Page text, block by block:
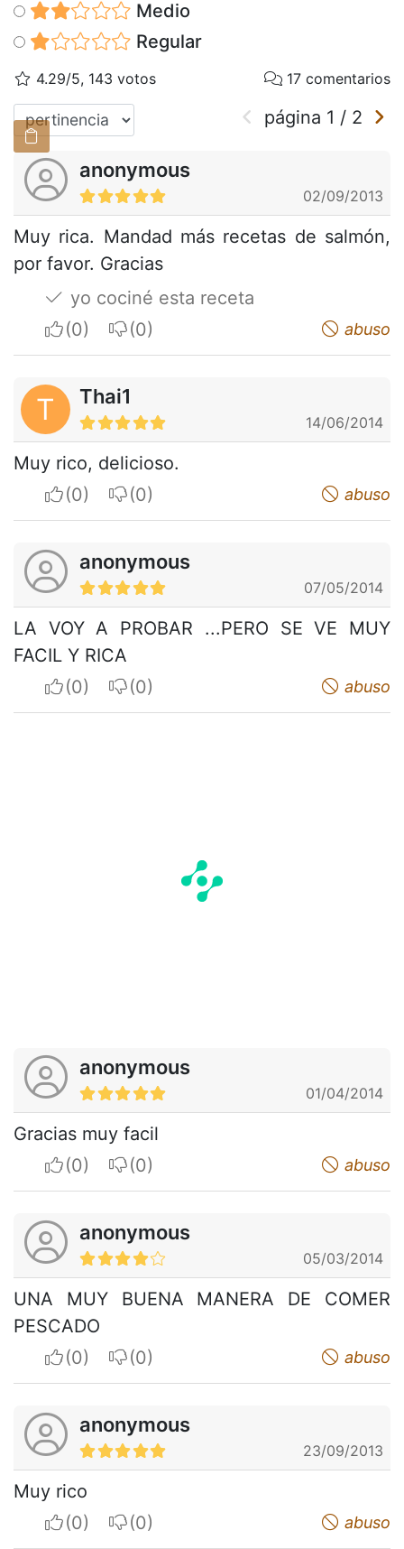
Medio
Regular
4.29/5, 143 votos 17 comentarios
página 1 / 2
anonymous
02/09/2013
Muy rica. Mandad más recetas de salmón,
por favor. Gracias
yo cociné esta receta
I apreciateI do not appreciate abuso
T Thai1
14/06/2014
Muy rico, delicioso.
I apreciateI do not appreciate abuso
anonymous
07/05/2014
LA VOY A PROBAR ...PERO SE VE MUY
FACIL Y RICA
I apreciateI do not appreciate abuso
anonymous
01/04/2014
Gracias muy facil
I apreciateI do not appreciate abuso
anonymous
05/03/2014
UNA MUY BUENA MANERA DE COMER
PESCADO
I apreciateI do not appreciate abuso
anonymous
23/09/2013
Muy rico
I apreciateI do not appreciate abuso